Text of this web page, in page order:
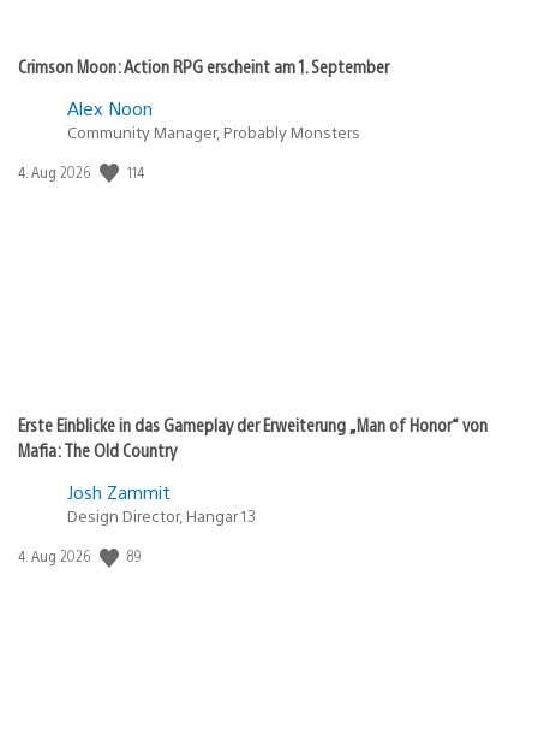
Crimson Moon: Action RPG erscheint am 1. September
Alex Noon
Community Manager, Probably Monsters
Veröffentlichungsdatum:
4. Aug 2026 114
Erste Einblicke in das Gameplay der Erweiterung „Man of Honor“ von
Mafia: The Old Country
Josh Zammit
Design Director, Hangar 13
Veröffentlichungsdatum:
4. Aug 2026 89